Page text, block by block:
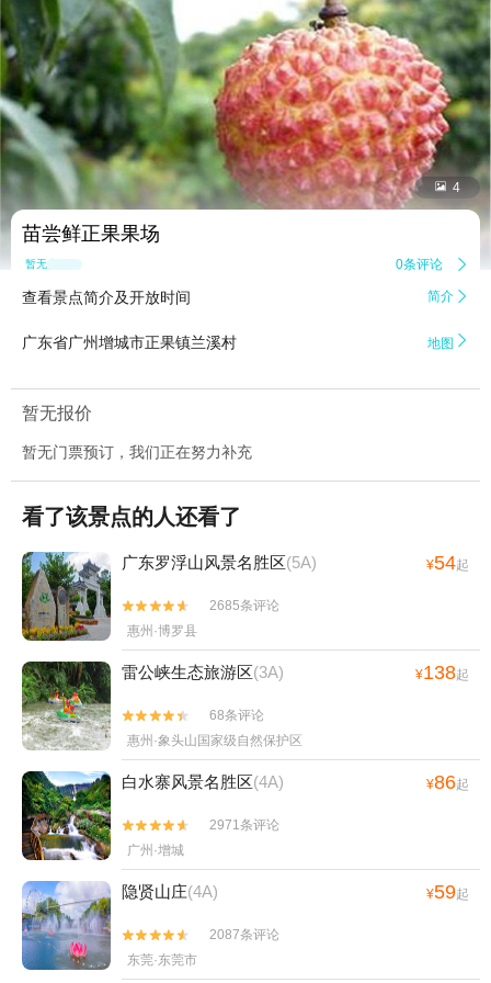
 4
苗尝鲜正果果场
暂无点评 0条评论 
查看景点简介及开放时间 简介 
广东省广州增城市正果镇兰溪村 地图 
暂无报价
暂无门票预订，我们正在努力补充
看了该景点的人还看了
广东罗浮山风景名胜区(5A) ¥54起


2685条评论
惠州·博罗县
雷公峡生态旅游区(3A) ¥138起


68条评论
惠州·象头山国家级自然保护区
白水寨风景名胜区(4A) ¥86起


2971条评论
广州·增城
隐贤山庄(4A) ¥59起


2087条评论
东莞·东莞市
